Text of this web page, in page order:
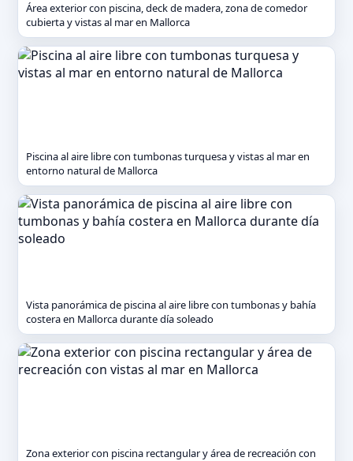
Área exterior con piscina, deck de madera, zona de comedor
cubierta y vistas al mar en Mallorca
Piscina al aire libre con tumbonas turquesa y vistas al mar en
entorno natural de Mallorca
Vista panorámica de piscina al aire libre con tumbonas y bahía
costera en Mallorca durante día soleado
Zona exterior con piscina rectangular y área de recreación con